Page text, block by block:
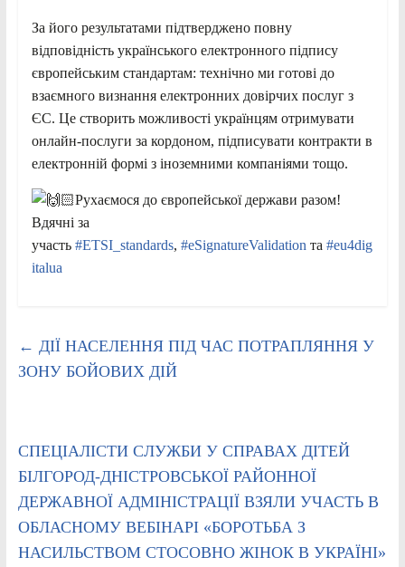
За його результатами підтверджено повну
відповідність українського електронного підпису
європейським стандартам: технічно ми готові до
взаємного визнання електронних довірчих послуг з
ЄС. Це створить можливості українцям отримувати
онлайн-послуги за кордоном, підписувати контракти в
електронній формі з іноземними компаніями тощо.
Рухаємося до європейської держави разом!
Вдячні за
участь #ETSI_standards, #eSignatureValidation та #eu4dig
italua
← ДІЇ НАСЕЛЕННЯ ПІД ЧАС ПОТРАПЛЯННЯ У
ЗОНУ БОЙОВИХ ДІЙ
СПЕЦІАЛІСТИ СЛУЖБИ У СПРАВАХ ДІТЕЙ
БІЛГОРОД-ДНІСТРОВСЬКОЇ РАЙОННОЇ
ДЕРЖАВНОЇ АДМІНІСТРАЦІЇ ВЗЯЛИ УЧАСТЬ В
ОБЛАСНОМУ ВЕБІНАРІ «БОРОТЬБА З
НАСИЛЬСТВОМ СТОСОВНО ЖІНОК В УКРАЇНІ»